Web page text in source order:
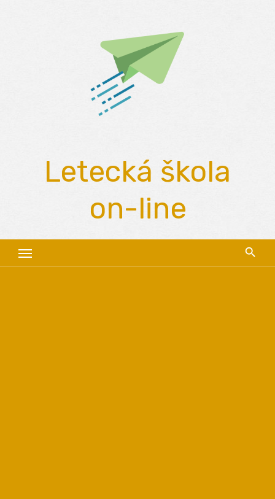
Letecká škola
on-line